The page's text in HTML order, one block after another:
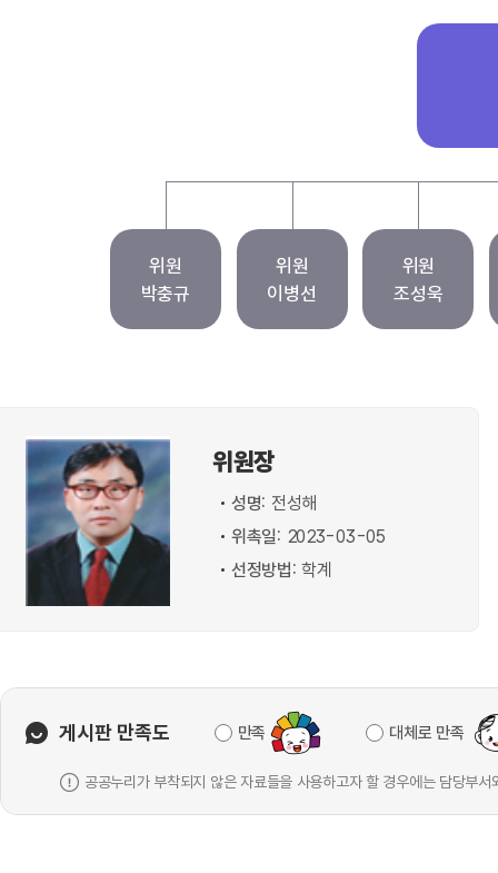
위원
박충규
위원
이병선
위원
조성욱
위원장
성명: 전성해
위촉일: 2023-03-05
선정방법: 학계
게시판 만족도 만족 대체로 만족
공공누리가 부착되지 않은 자료들을 사용하고자 할 경우에는 담당부